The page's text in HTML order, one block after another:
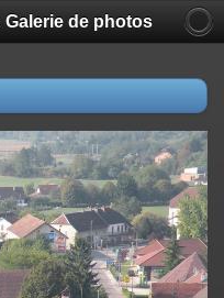
de photos